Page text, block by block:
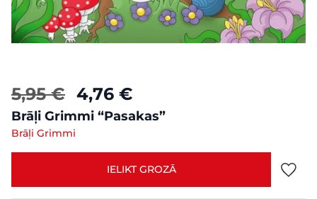
5,95 € 4,76 €
Brāļi Grimmi “Pasakas”
Brāļi Grimmi
IELIKT GROZĀ